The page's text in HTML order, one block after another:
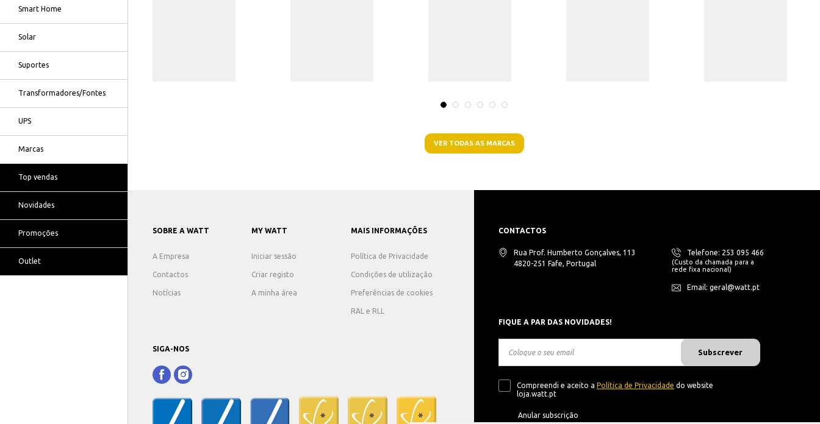
Smart Home
Solar
Suportes
Transformadores/Fontes
UPS
Marcas
Top vendas
Novidades
Promoções
Outlet
VER TODAS AS MARCAS
SOBRE A WATT
A Empresa
Contactos
Notícias
MY WATT
Iniciar sessão
Criar registo
A minha área
MAIS INFORMAÇÕES
Política de Privacidade
Condições de utilização
Preferências de cookies
RAL e RLL
SIGA-NOS
CONTACTOS
Rua Prof. Humberto Gonçalves, 113
4820-251 Fafe, Portugal
Telefone: 253 095 466
(Custo da chamada para a
rede fixa nacional)
Email: geral@watt.pt
FIQUE A PAR DAS NOVIDADES!
Subscrever
Compreendi e aceito a Política de Privacidade do website
loja.watt.pt
Anular subscrição